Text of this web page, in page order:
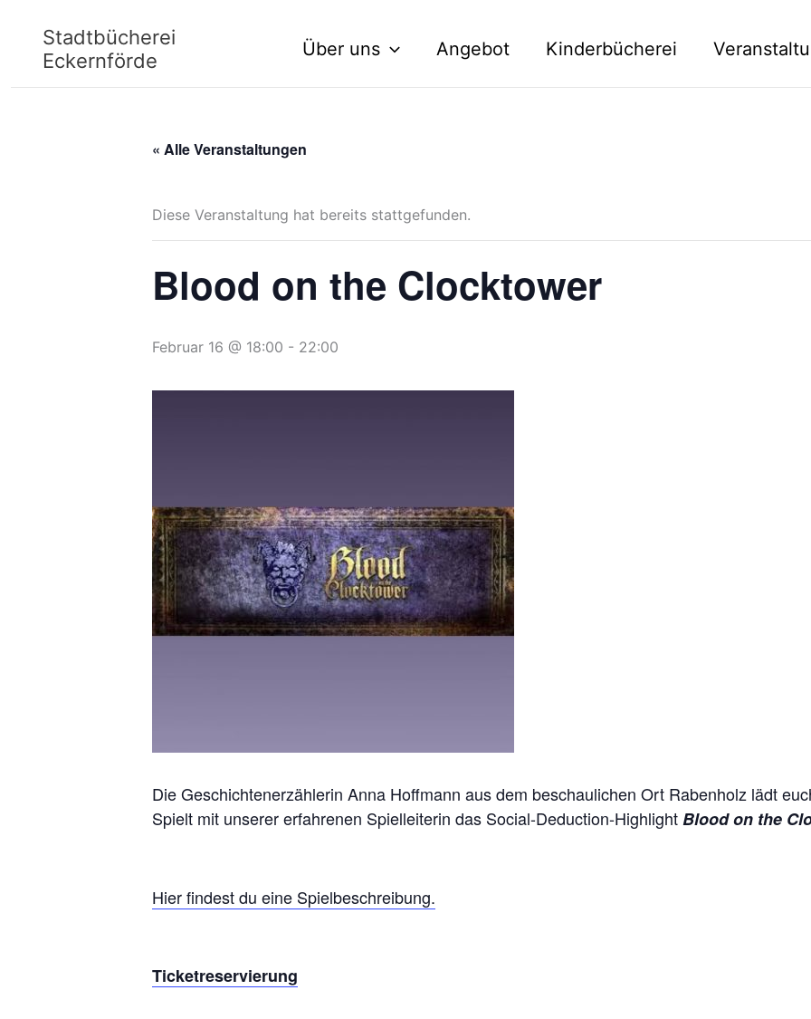
springen
Stadtbücherei
Eckernförde
Über uns Angebot Kinderbücherei
« Alle Veranstaltungen
Diese Veranstaltung hat bereits stattgefunden.
Blood on the Clocktower
Februar 16 @ 18:00 - 22:00
Die Geschichtenerzählerin Anna Hoffmann aus dem beschaulichen Ort Rabenholz lädt
Spielt mit unserer erfahrenen Spielleiterin das Social-Deduction-HighlightBlood on the
Hier findest du eine Spielbeschreibung.
Ticketreservierung